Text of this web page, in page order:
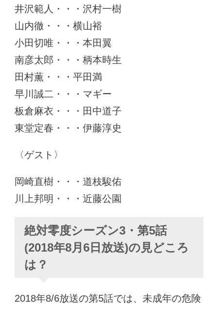
井沢範人・・・沢村一樹
山内徹・・・横山裕
小田切唯・・・本田翼
南彦太郎・・・柄本時生
田村薫・・・平田満
早川誠二・・・マギー
板倉麻衣・・・田中道子
東堂定春・・・伊藤淳史
〈ゲスト〉
岡崎直樹・・・道枝駿佑
川上邦明・・・近藤公園
絶対零度シーズン3・第5話
(2018年8月6日放送)の見どころ
は？
2018年8/6放送の第5話では、未成年の危険